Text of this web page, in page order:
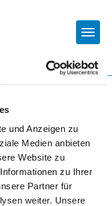
und Anzeigen zu
Medien anbieten
Website zu
zu Ihrer
Partner für
weiter. Unsere
TK
AN DER